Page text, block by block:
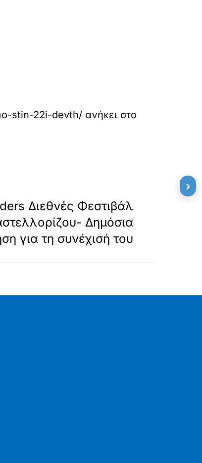
stin-22i-devth/ ανήκει στο
Διεθνές Φεστιβάλ
Δημόσια
για τη συνέχισή του
›